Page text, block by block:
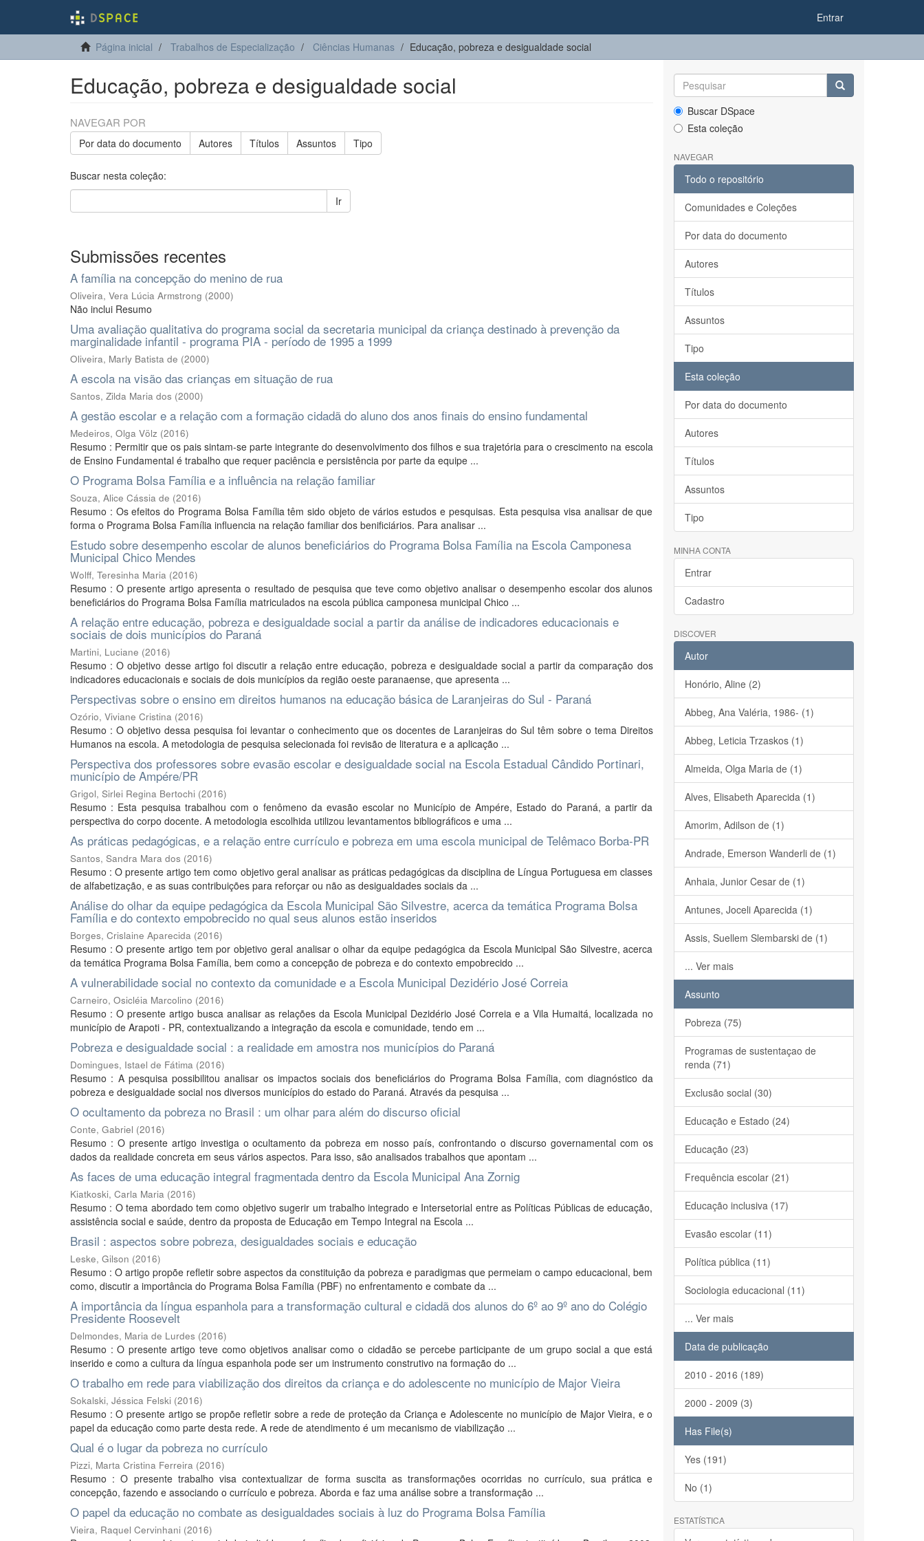
Entrar
Página inicial Trabalhos de Especialização Ciências Humanas Educação, pobreza e desigualdade social
Educação, pobreza e desigualdade social
NAVEGAR POR
Por data do documento Autores Títulos Assuntos Tipo
Buscar nesta coleção:
Ir
Submissões recentes
A família na concepção do menino de rua
Oliveira, Vera Lúcia Armstrong (2000)
Não inclui Resumo
Uma avaliação qualitativa do programa social da secretaria municipal da criança destinado à prevenção da
marginalidade infantil - programa PIA - período de 1995 a 1999
Oliveira, Marly Batista de (2000)
A escola na visão das crianças em situação de rua
Santos, Zilda Maria dos (2000)
A gestão escolar e a relação com a formação cidadã do aluno dos anos finais do ensino fundamental
Medeiros, Olga Völz (2016)
Resumo : Permitir que os pais sintam-se parte integrante do desenvolvimento dos filhos e sua trajetória para o crescimento na escola
de Ensino Fundamental é trabalho que requer paciência e persistência por parte da equipe ...
O Programa Bolsa Família e a influência na relação familiar
Souza, Alice Cássia de (2016)
Resumo : Os efeitos do Programa Bolsa Família têm sido objeto de vários estudos e pesquisas. Esta pesquisa visa analisar de que
forma o Programa Bolsa Família influencia na relação familiar dos benificiários. Para analisar ...
Estudo sobre desempenho escolar de alunos beneficiários do Programa Bolsa Família na Escola Camponesa
Municipal Chico Mendes
Wolff, Teresinha Maria (2016)
Resumo : O presente artigo apresenta o resultado de pesquisa que teve como objetivo analisar o desempenho escolar dos alunos
beneficiários do Programa Bolsa Família matriculados na escola pública camponesa municipal Chico ...
A relação entre educação, pobreza e desigualdade social a partir da análise de indicadores educacionais e
sociais de dois municípios do Paraná
Martini, Luciane (2016)
Resumo : O objetivo desse artigo foi discutir a relação entre educação, pobreza e desigualdade social a partir da comparação dos
indicadores educacionais e sociais de dois municípios da região oeste paranaense, que apresenta ...
Perspectivas sobre o ensino em direitos humanos na educação básica de Laranjeiras do Sul - Paraná
Ozório, Viviane Cristina (2016)
Resumo : O objetivo dessa pesquisa foi levantar o conhecimento que os docentes de Laranjeiras do Sul têm sobre o tema Direitos
Humanos na escola. A metodologia de pesquisa selecionada foi revisão de literatura e a aplicação ...
Perspectiva dos professores sobre evasão escolar e desigualdade social na Escola Estadual Cândido Portinari,
município de Ampére/PR
Grigol, Sirlei Regina Bertochi (2016)
Resumo : Esta pesquisa trabalhou com o fenômeno da evasão escolar no Município de Ampére, Estado do Paraná, a partir da
perspectiva do corpo docente. A metodologia escolhida utilizou levantamentos bibliográficos e uma ...
As práticas pedagógicas, e a relação entre currículo e pobreza em uma escola municipal de Telêmaco Borba-PR
Santos, Sandra Mara dos (2016)
Resumo : O presente artigo tem como objetivo geral analisar as práticas pedagógicas da disciplina de Língua Portuguesa em classes
de alfabetização, e as suas contribuições para reforçar ou não as desigualdades sociais da ...
Análise do olhar da equipe pedagógica da Escola Municipal São Silvestre, acerca da temática Programa Bolsa
Família e do contexto empobrecido no qual seus alunos estão inseridos
Borges, Crislaine Aparecida (2016)
Resumo : O presente artigo tem por objetivo geral analisar o olhar da equipe pedagógica da Escola Municipal São Silvestre, acerca
da temática Programa Bolsa Família, bem como a concepção de pobreza e do contexto empobrecido ...
A vulnerabilidade social no contexto da comunidade e a Escola Municipal Dezidério José Correia
Carneiro, Osicléia Marcolino (2016)
Resumo : O presente artigo busca analisar as relações da Escola Municipal Dezidério José Correia e a Vila Humaitá, localizada no
município de Arapoti - PR, contextualizando a integração da escola e comunidade, tendo em ...
Pobreza e desigualdade social : a realidade em amostra nos municípios do Paraná
Domingues, Istael de Fátima (2016)
Resumo : A pesquisa possibilitou analisar os impactos sociais dos beneficiários do Programa Bolsa Família, com diagnóstico da
pobreza e desigualdade social nos diversos municípios do estado do Paraná. Através da pesquisa ...
O ocultamento da pobreza no Brasil : um olhar para além do discurso oficial
Conte, Gabriel (2016)
Resumo : O presente artigo investiga o ocultamento da pobreza em nosso país, confrontando o discurso governamental com os
dados da realidade concreta em seus vários aspectos. Para isso, são analisados trabalhos que apontam ...
As faces de uma educação integral fragmentada dentro da Escola Municipal Ana Zornig
Kiatkoski, Carla Maria (2016)
Resumo : O tema abordado tem como objetivo sugerir um trabalho integrado e Intersetorial entre as Políticas Públicas de educação,
assistência social e saúde, dentro da proposta de Educação em Tempo Integral na Escola ...
Brasil : aspectos sobre pobreza, desigualdades sociais e educação
Leske, Gilson (2016)
Resumo : O artigo propõe refletir sobre aspectos da constituição da pobreza e paradigmas que permeiam o campo educacional, bem
como, discutir a importância do Programa Bolsa Família (PBF) no enfrentamento e combate da ...
A importância da língua espanhola para a transformação cultural e cidadã dos alunos do 6º ao 9º ano do Colégio
Presidente Roosevelt
Delmondes, Maria de Lurdes (2016)
Resumo : O presente artigo teve como objetivos analisar como o cidadão se percebe participante de um grupo social a que está
inserido e como a cultura da língua espanhola pode ser um instrumento construtivo na formação do ...
O trabalho em rede para viabilização dos direitos da criança e do adolescente no município de Major Vieira
Sokalski, Jéssica Felski (2016)
Resumo : O presente artigo se propõe refletir sobre a rede de proteção da Criança e Adolescente no município de Major Vieira, e o
papel da educação como parte desta rede. A rede de atendimento é um mecanismo de viabilização ...
Qual é o lugar da pobreza no currículo
Pizzi, Marta Cristina Ferreira (2016)
Resumo : O presente trabalho visa contextualizar de forma suscita as transformações ocorridas no currículo, sua prática e
concepção, fazendo e associando o currículo e pobreza. Aborda e faz uma análise sobre a transformação ...
O papel da educação no combate as desigualdades sociais à luz do Programa Bolsa Família
Vieira, Raquel Cervinhani (2016)
Buscar DSpace
Esta coleção
NAVEGAR
Todo o repositório
Comunidades e Coleções
Por data do documento
Autores
Títulos
Assuntos
Tipo
Esta coleção
Por data do documento
Autores
Títulos
Assuntos
Tipo
MINHA CONTA
Entrar
Cadastro
DISCOVER
Autor
Honório, Aline (2)
Abbeg, Ana Valéria, 1986- (1)
Abbeg, Leticia Trzaskos (1)
Almeida, Olga Maria de (1)
Alves, Elisabeth Aparecida (1)
Amorim, Adilson de (1)
Andrade, Emerson Wanderli de (1)
Anhaia, Junior Cesar de (1)
Antunes, Joceli Aparecida (1)
Assis, Suellem Slembarski de (1)
... Ver mais
Assunto
Pobreza (75)
Programas de sustentaçao de
renda (71)
Exclusão social (30)
Educação e Estado (24)
Educação (23)
Frequência escolar (21)
Educação inclusiva (17)
Evasão escolar (11)
Política pública (11)
Sociologia educacional (11)
... Ver mais
Data de publicação
2010 - 2016 (189)
2000 - 2009 (3)
Has File(s)
Yes (191)
No (1)
ESTATÍSTICA